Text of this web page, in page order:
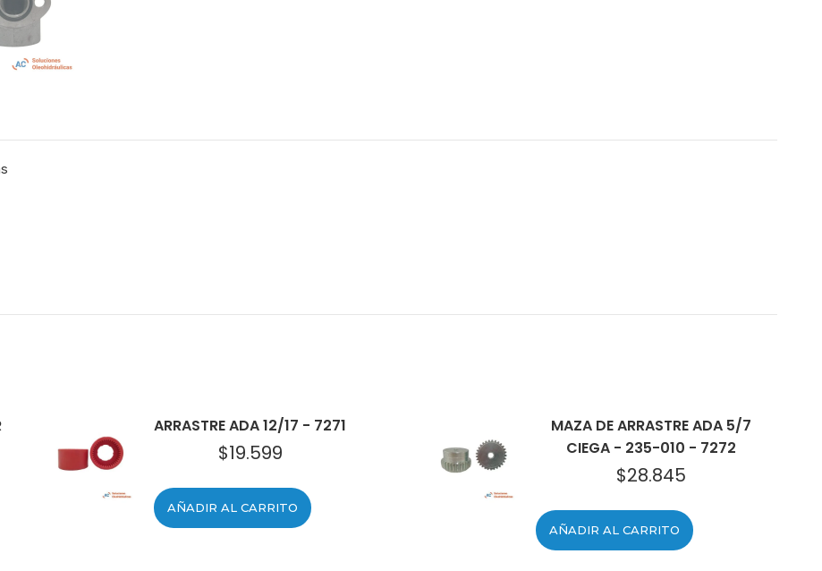
ARRASTRE ADA 12/17 - 7271
$19.599
AÑADIR AL CARRITO
MAZA DE ARRASTRE ADA 5/7
CIEGA - 235-010 - 7272
$28.845
AÑADIR AL CARRITO